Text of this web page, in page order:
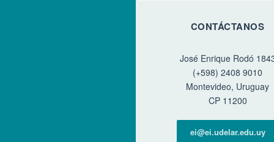
CONTÁCTANOS
José Enrique Rodó
(+598) 2408 9010
Montevideo, Uruguay
CP 11200
ei@ei.udelar.edu.uy